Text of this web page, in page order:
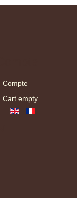
Compte
Cart empty